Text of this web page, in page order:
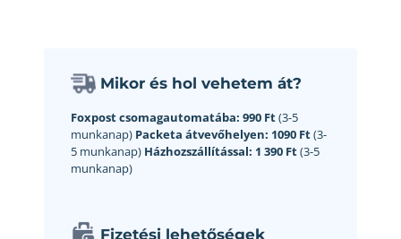
Mikor és hol vehetem át?
Foxpost csomagautomatába: 990 Ft(3-5
munkanap) Packeta átvevőhelyen: 1090 Ft(3-
5 munkanap) Házhozszállítással: 1 390 Ft(3-5
munkanap)
Fizetési lehetőségek